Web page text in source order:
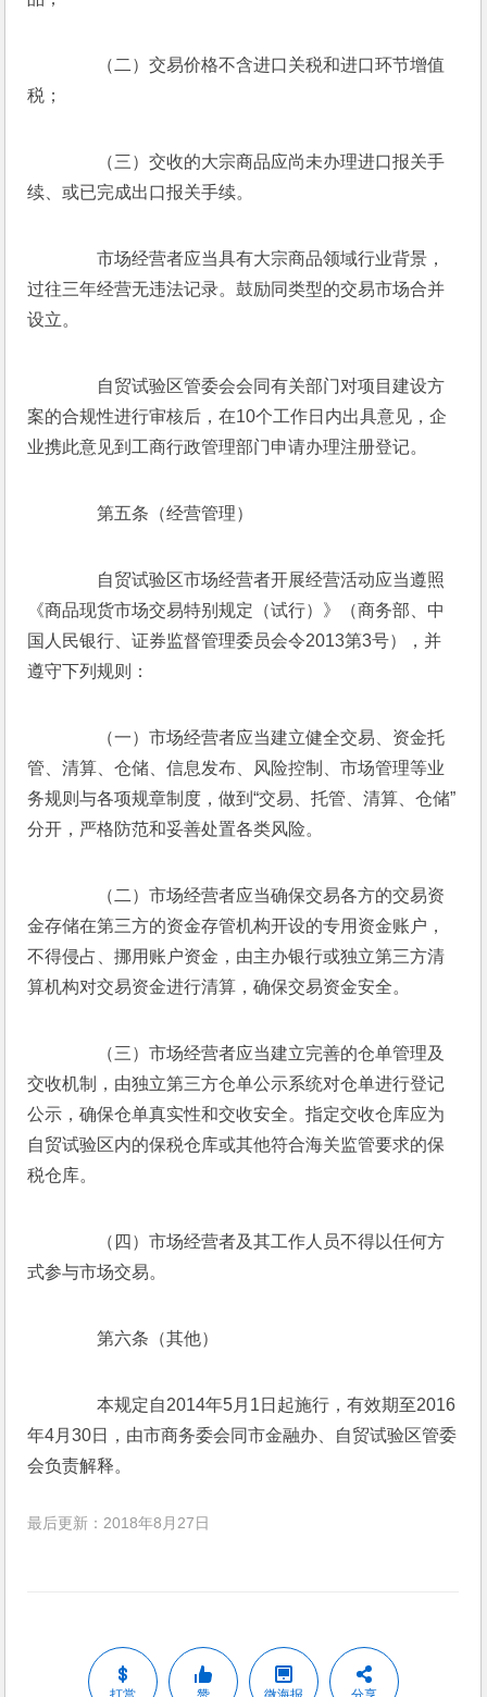
（二）交易价格不含进口关税和进口环节增值
税；
（三）交收的大宗商品应尚未办理进口报关手
续、或已完成出口报关手续。
市场经营者应当具有大宗商品领域行业背景，
过往三年经营无违法记录。鼓励同类型的交易市场合并
设立。
自贸试验区管委会会同有关部门对项目建设方
案的合规性进行审核后，在10个工作日内出具意见，企
业携此意见到工商行政管理部门申请办理注册登记。
第五条（经营管理）
自贸试验区市场经营者开展经营活动应当遵照
《商品现货市场交易特别规定（试行）》（商务部、中
国人民银行、证券监督管理委员会令2013第3号），并
遵守下列规则：
（一）市场经营者应当建立健全交易、资金托
管、清算、仓储、信息发布、风险控制、市场管理等业
务规则与各项规章制度，做到“交易、托管、清算、仓储”
分开，严格防范和妥善处置各类风险。
（二）市场经营者应当确保交易各方的交易资
金存储在第三方的资金存管机构开设的专用资金账户，
不得侵占、挪用账户资金，由主办银行或独立第三方清
算机构对交易资金进行清算，确保交易资金安全。
（三）市场经营者应当建立完善的仓单管理及
交收机制，由独立第三方仓单公示系统对仓单进行登记
公示，确保仓单真实性和交收安全。指定交收仓库应为
自贸试验区内的保税仓库或其他符合海关监管要求的保
税仓库。
（四）市场经营者及其工作人员不得以任何方
式参与市场交易。
第六条（其他）
本规定自2014年5月1日起施行，有效期至2016
年4月30日，由市商务委会同市金融办、自贸试验区管委
会负责解释。
最后更新：2018年8月27日